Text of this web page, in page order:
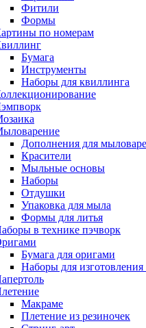
Фитили
Формы
по номерам
Бумага
Инструменты
Наборы для квиллинга
Дополнения для
Красители
Мыльные основы
Наборы
Отдушки
Упаковка для мыла
Формы для литья
в технике пэчворк
Бумага для оригами
Наборы для
Макраме
Плетение из резиночек